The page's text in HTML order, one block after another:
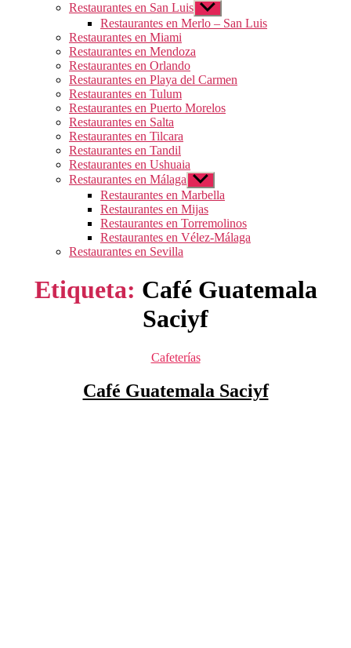
Restaurantes en San Luis Mostrar
el
submenú
Restaurantes en Merlo – San Luis
Restaurantes en Miami
Restaurantes en Mendoza
Restaurantes en Orlando
Restaurantes en Playa del Carmen
Restaurantes en Tulum
Restaurantes en Puerto Morelos
Restaurantes en Salta
Restaurantes en Tilcara
Restaurantes en Tandil
Restaurantes en Ushuaia
Restaurantes en Málaga Mostrar
el
submenú
Restaurantes en Marbella
Restaurantes en Mijas
Restaurantes en Torremolinos
Restaurantes en Vélez-Málaga
Restaurantes en Sevilla
Etiqueta: Café Guatemala
Saciyf
Categorías
Cafeterías
Café Guatemala Saciyf